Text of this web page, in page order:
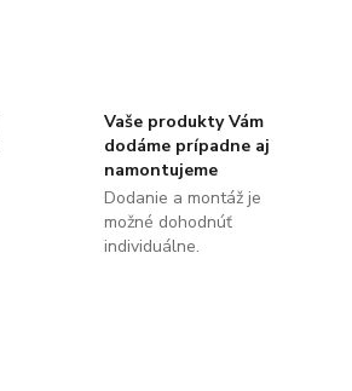
Vaše produkty Vám
dodáme prípadne aj
namontujeme
Dodanie a montáž je
možné dohodnúť
individuálne.